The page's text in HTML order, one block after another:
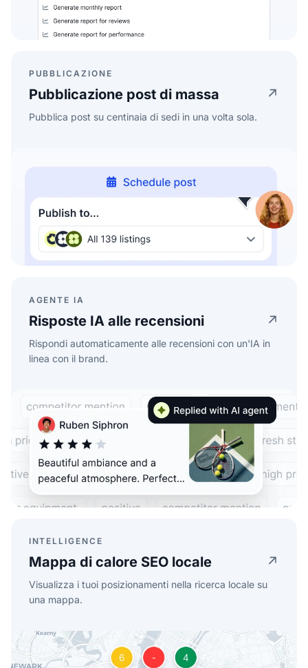
PUBBLICAZIONE
Pubblicazione post di massa
Pubblica post su centinaia di sedi in una volta sola.
AGENTE IA
Risposte IA alle recensioni
Rispondi automaticamente alle recensioni con un'IA in
linea con il brand.
INTELLIGENCE
Mappa di calore SEO locale
Visualizza i tuoi posizionamenti nella ricerca locale su
una mappa.